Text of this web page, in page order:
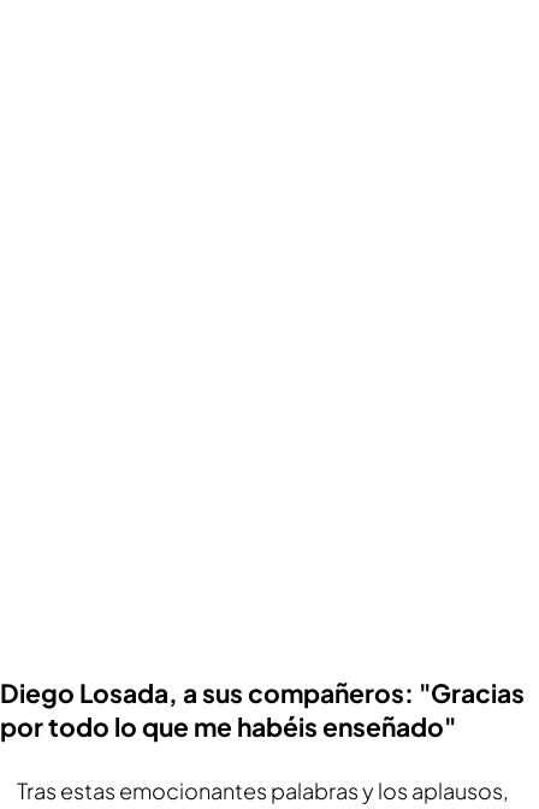
Diego Losada, a sus compañeros: "Gracias
por todo lo que me habéis enseñado"
Tras estas emocionantes palabras y los aplausos,